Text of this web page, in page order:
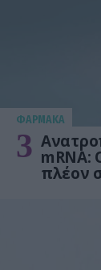
ΦΑΡΜΑΚΑ
3 mRNA:
πλέον